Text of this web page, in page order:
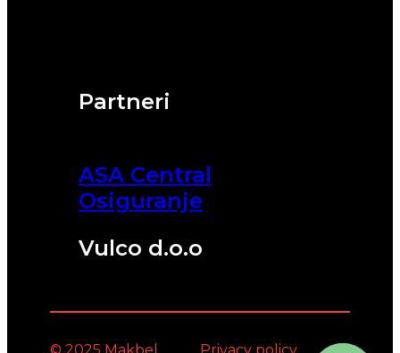
Partneri
ASA Central
Osiguranje
Vulco d.o.o